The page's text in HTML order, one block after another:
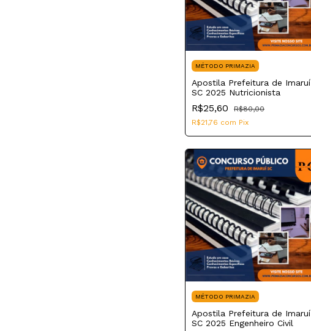
MÉTODO PRIMAZIA
Apostila Prefeitura de Imaruí
SC 2025 Nutricionista
R$25,60
R$80,00
R$21,76 com Pix
MÉTODO PRIMAZIA
Apostila Prefeitura de Imaruí
SC 2025 Engenheiro Civil